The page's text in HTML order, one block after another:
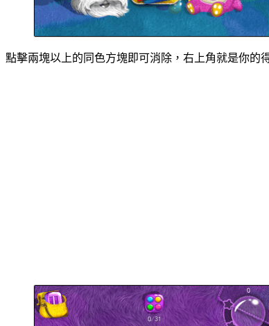
點擊兩塊以上的同色方塊即可消除，右上角就是你的